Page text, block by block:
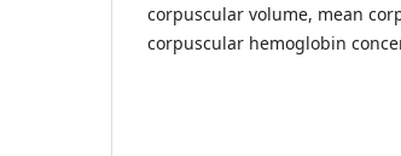
corpuscular volume, mean
corpuscular hemoglobin